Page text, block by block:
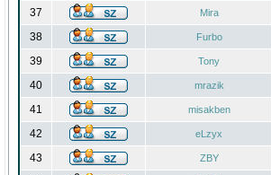
37 Mira
38 Furbo
39 Tony
40 mrazik
41 misakben
42 eLzyx
43 ZBY